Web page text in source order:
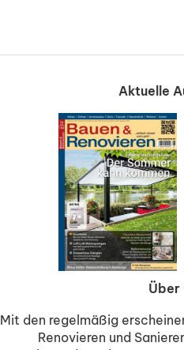
Aktuelle
Über
Mit den regelmäßig
Renovieren und